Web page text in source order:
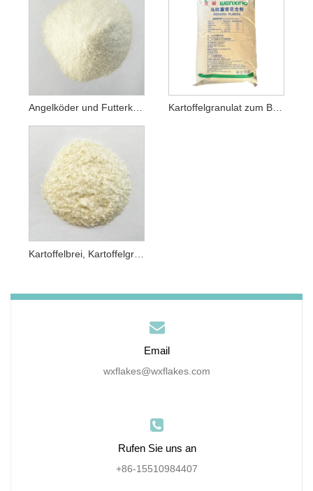
Angelköder und Futterkartoffelgranulat
Kartoffelbrei, Kartoffelgranulat
Email
wxflakes@wxflakes.com
Rufen Sie uns an
+86-15510984407